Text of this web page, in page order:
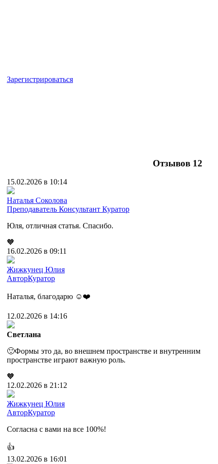
Зарегистрироваться
Отзывов 12
15.02.2026 в 10:14
Наталья Соколова
Преподаватель Консультант Куратор
Юля, отличная статья. Спасибо.
🧡
16.02.2026 в 09:11
Жижкунец Юлия
АвторКуратор
Наталья, благодарю ☺️❤️
12.02.2026 в 14:16
Светлана
🙂Формы это да, во внешнем пространстве и внутренним
пространстве играют важную роль.
🧡
12.02.2026 в 21:12
Жижкунец Юлия
АвторКуратор
Согласна с вами на все 100%!
👍
13.02.2026 в 16:01